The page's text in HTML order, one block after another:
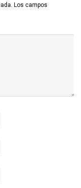
Los campos